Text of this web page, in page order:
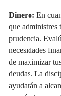
Dinero: En
que administres
prudencia.
necesidades
de maximizar
deudas. La
ayudarán a